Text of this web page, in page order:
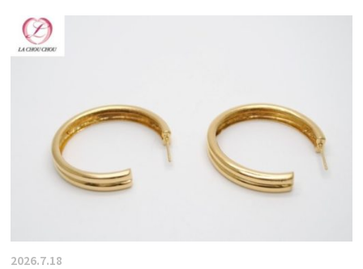
2026.7.18